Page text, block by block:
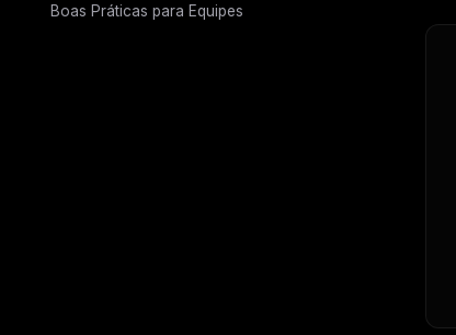
Boas Práticas para Equipes